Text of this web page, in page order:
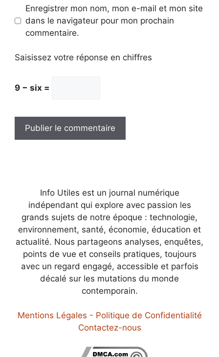
Enregistrer mon nom, mon e-mail et mon site
dans le navigateur pour mon prochain
commentaire.
Saisissez votre réponse en chiffres
9 − six =
Info Utiles est un journal numérique
indépendant qui explore avec passion les
grands sujets de notre époque : technologie,
environnement, santé, économie, éducation et
actualité. Nous partageons analyses, enquêtes,
points de vue et conseils pratiques, toujours
avec un regard engagé, accessible et parfois
décalé sur les mutations du monde
contemporain.
Mentions Légales - Politique de Confidentialité
Contactez-nous